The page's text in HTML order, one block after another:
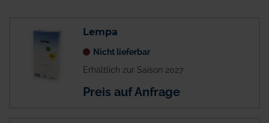
Lempa
Nicht lieferbar
Erhältlich zur Saison 2027
Preis auf Anfrage